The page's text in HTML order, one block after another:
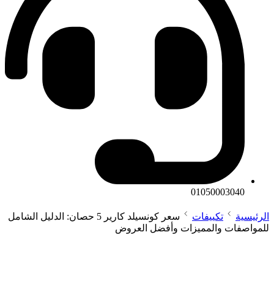
01050003040
الرئيسية تكييفات
سعر كونسيلد كارير 5 حصان: الدليل الشامل
للمواصفات والمميزات وأفضل العروض